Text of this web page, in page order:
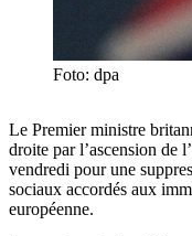
Foto: dpa
Le Premier ministre
droite par l’ascension de
vendredi pour une
sociaux accordés aux
européenne.